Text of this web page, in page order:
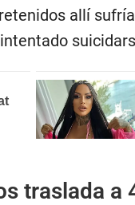
allí
traslada a